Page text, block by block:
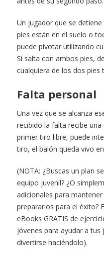
Un jugador que se
pies están en el suelo o
puede pivotar utilizando
Si salta con ambos pies,
cualquiera de los dos pies
Falta personal
Una vez que se alcanza
recibido la falta recibe una
primer tiro libre, puede
tiro, el balón queda vivo
(NOTA: ¿Buscas un plan
equipo juvenil? ¿O
adicionales para
prepararlos para el éxito?
eBooks GRATIS de
jóvenes para ayudar a tus
divertirse haciéndolo).